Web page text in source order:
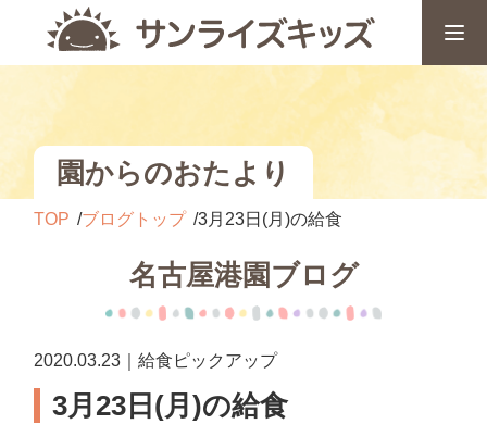
園からのおたより
TOP ブログトップ 3月23日(月)の給食
名古屋港園ブログ
2020.03.23｜給食ピックアップ
3月23日(月)の給食